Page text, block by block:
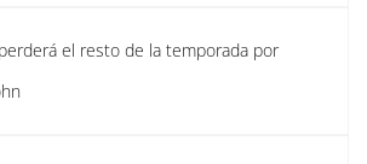
el resto de la temporada por